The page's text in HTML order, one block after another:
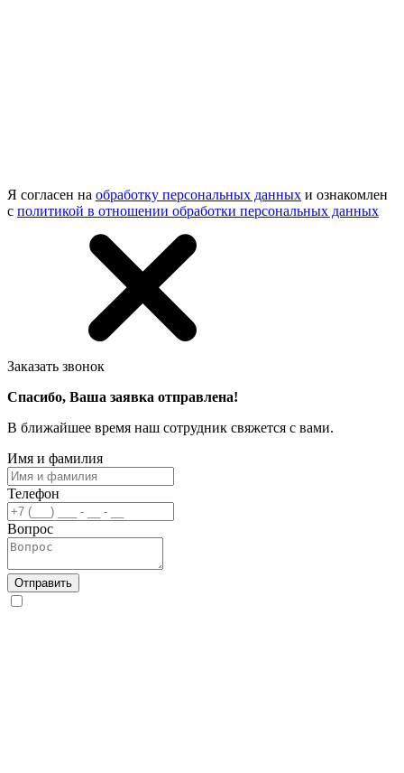
Я согласен на обработку персональных данных и ознакомлен
с политикой в отношении обработки персональных данных
Заказать звонок
Спасибо, Ваша заявка отправлена!
В ближайшее время наш сотрудник свяжется с вами.
Имя и фамилия
Телефон
Вопрос
Отправить